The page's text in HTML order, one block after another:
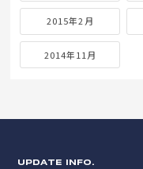
2016年5月
2016年2月